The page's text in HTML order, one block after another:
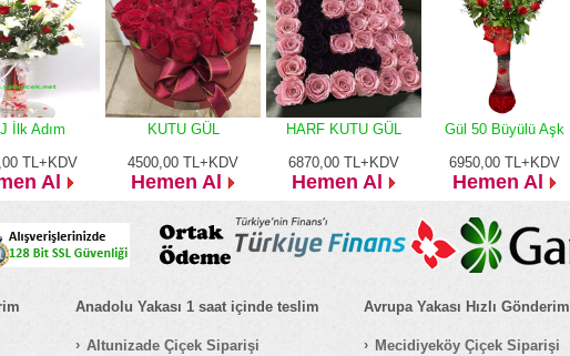
İlk Adım
TL+KDV
Al
KUTU GÜL
4500,00 TL+KDV
Hemen Al
HARF KUTU GÜL
6870,00 TL+KDV
Hemen Al
Gül 50 Büyülü Aşk
6950,00 TL+KDV
Hemen Al
Anadolu Yakası 1 saat içinde teslim
Altunizade Çiçek Siparişi
Avrupa Yakası Hızlı Gönderim
Mecidiyeköy Çiçek Siparişi